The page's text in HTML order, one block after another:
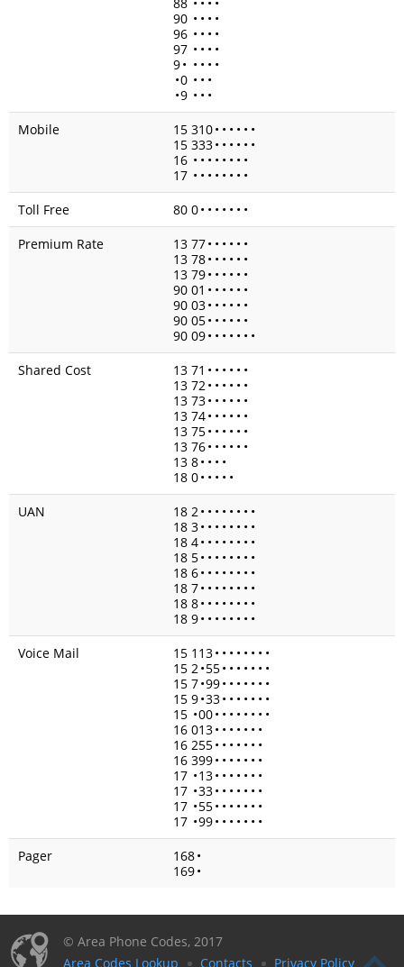
90 • • • •
96 • • • •
97 • • • •
9• • • • •
•0 • • •
•9 • • •
Mobile
15 310• • • • • •
15 333• • • • • •
16 • • • • • • • •
17 • • • • • • • •
Toll Free
80 0• • • • • • •
Premium Rate
13 77• • • • • •
13 78• • • • • •
13 79• • • • • •
90 01 • • • • • •
90 03• • • • • •
90 05• • • • • •
90 09• • • • • • •
Shared Cost
13 71 • • • • • •
13 72• • • • • •
13 73• • • • • •
13 74• • • • • •
13 75• • • • • •
13 76• • • • • •
13 8• • • •
18 0• • • • •
UAN
18 2• • • • • • • •
18 3• • • • • • • •
18 4• • • • • • • •
18 5• • • • • • • •
18 6• • • • • • • •
18 7• • • • • • • •
18 8• • • • • • • •
18 9• • • • • • • •
Voice Mail
15 113• • • • • • • •
15 2•55• • • • • • •
15 7•99• • • • • • •
15 9•33• • • • • • •
15 •00• • • • • • • •
16 013• • • • • • •
16 255• • • • • • •
16 399• • • • • • •
17 •13• • • • • • •
17 •33• • • • • • •
17 •55• • • • • • •
17 •99• • • • • • •
Pager
168•
169•
© Area Phone Codes, 2017
Area Codes Lookup
Contacts Privacy Policy